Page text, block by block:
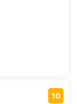
полотенца
И хотя мы
очень были
Если
10